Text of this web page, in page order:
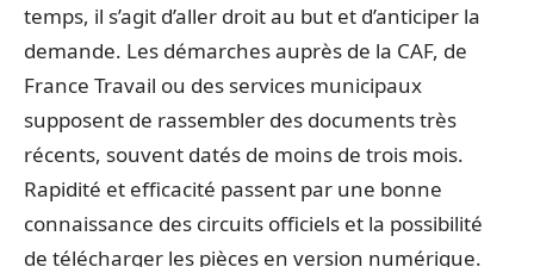
temps, il s’agit d’aller droit au but et d’anticiper la
demande. Les démarches auprès de la CAF, de
France Travail ou des services municipaux
supposent de rassembler des documents très
récents, souvent datés de moins de trois mois.
Rapidité et efficacité passent par une bonne
connaissance des circuits officiels et la possibilité
de télécharger les pièces en version numérique.